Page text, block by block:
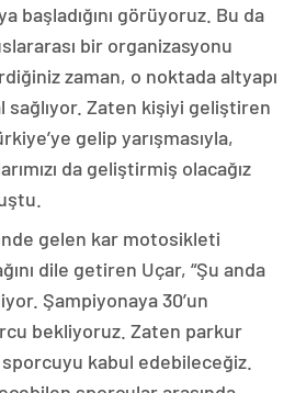
başladığını görüyoruz. Bu da
bir organizasyonu
zaman, o noktada altyapı
sağlıyor. Zaten kişiyi geliştiren
gelip yarışmasıyla,
da geliştirmiş olacağız
gelen kar motosikleti
dile getiren Uçar, “Şu anda
Şampiyonaya 30’un
bekliyoruz. Zaten parkur
sporcuyu kabul edebileceğiz.